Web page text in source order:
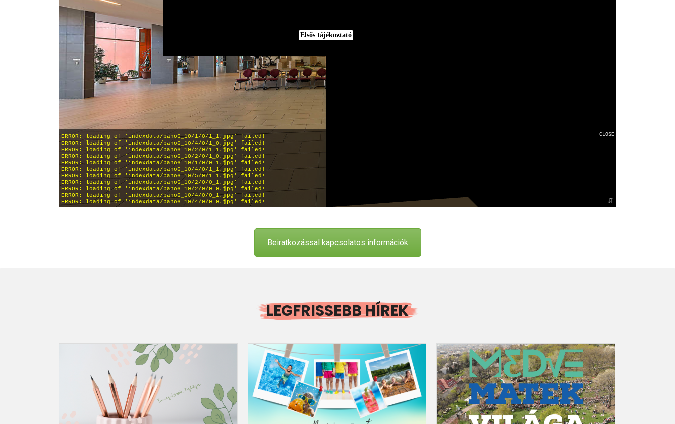
Beiratkozással kapcsolatos információk
LEGFRISSEBB HÍREK